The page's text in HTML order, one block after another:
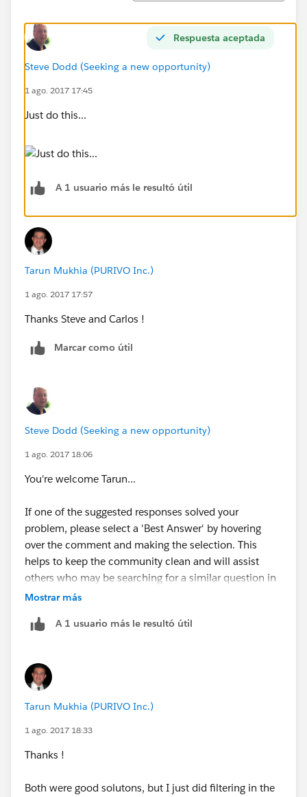
Respuesta aceptada
Steve Dodd (Seeking a new opportunity)
1 ago. 2017 17:45
Just do this...
A 1 usuario más le resultó útil
Tarun Mukhia (PURIVO Inc.)
1 ago. 2017 17:57
Thanks Steve and Carlos !
Marcar como útil
Steve Dodd (Seeking a new opportunity)
1 ago. 2017 18:06
You're welcome Tarun...
If one of the suggested responses solved your
problem, please select a 'Best Answer' by hovering
over the comment and making the selection. This
helps to keep the community clean and will assist
others who may be searching for a similar question in
the future to quickly find the most relevant, useful
Mostrar más
A 1 usuario más le resultó útil
Tarun Mukhia (PURIVO Inc.)
1 ago. 2017 18:33
Thanks !
Both were good solutons, but I just did filtering in the